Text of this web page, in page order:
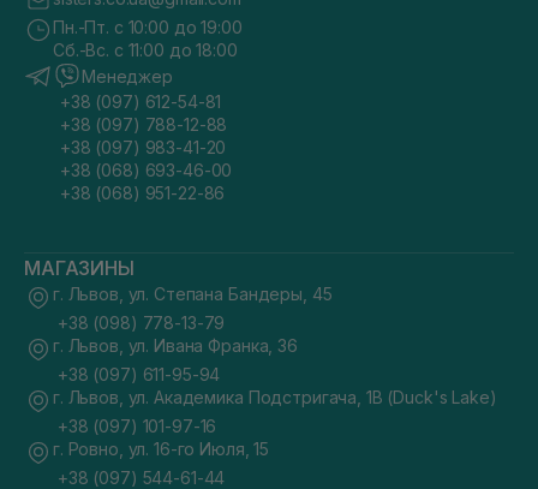
Пн.-Пт. с 10:00 до 19:00
Сб.-Вс. с 11:00 до 18:00
Менеджер
+38 (097) 612-54-81
+38 (097) 788-12-88
+38 (097) 983-41-20
+38 (068) 693-46-00
+38 (068) 951-22-86
МАГАЗИНЫ
г. Львов, ул. Степана Бандеры, 45
+38 (098) 778-13-79
г. Львов, ул. Ивана Франка, 36
+38 (097) 611-95-94
г. Львов, ул. Академика Подстригача, 1В (Duck's Lake)
+38 (097) 101-97-16
г. Ровно, ул. 16-го Июля, 15
+38 (097) 544-61-44